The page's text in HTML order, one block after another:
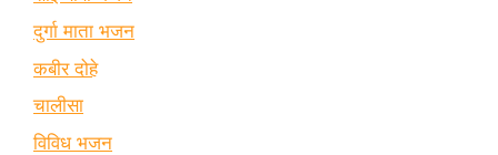
दुर्गा माता भजन
कबीर दोहे
चालीसा
विविध भजन